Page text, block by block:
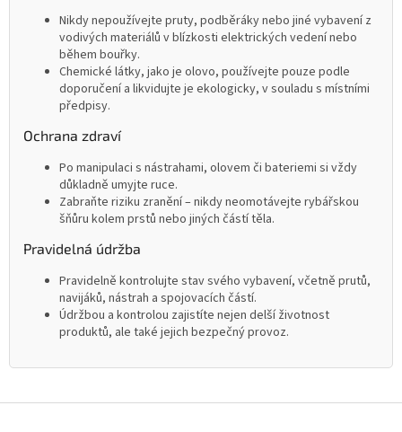
Nikdy nepoužívejte pruty, podběráky nebo jiné vybavení z
vodivých materiálů v blízkosti elektrických vedení nebo
během bouřky.
Chemické látky, jako je olovo, používejte pouze podle
doporučení a likvidujte je ekologicky, v souladu s místními
předpisy.
Ochrana zdraví
Po manipulaci s nástrahami, olovem či bateriemi si vždy
důkladně umyjte ruce.
Zabraňte riziku zranění – nikdy neomotávejte rybářskou
šňůru kolem prstů nebo jiných částí těla.
Pravidelná údržba
Pravidelně kontrolujte stav svého vybavení, včetně prutů,
navijáků, nástrah a spojovacích částí.
Údržbou a kontrolou zajistíte nejen delší životnost
produktů, ale také jejich bezpečný provoz.